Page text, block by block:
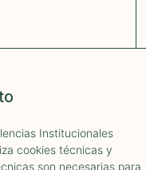
Institucionales
cookies técnicas y
son necesarias para